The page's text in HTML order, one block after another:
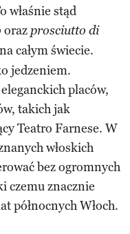
właśnie stąd
oraz prosciutto di
całym świecie.
jedzeniem.
placów,
takich jak
Teatro Farnese. W
włoskich
bez ogromnych
czemu znacznie
północnych Włoch.